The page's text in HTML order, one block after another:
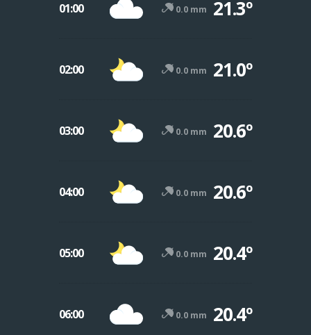
01:00 0.0 mm 21.3º
02:00 0.0 mm 21.0º
03:00 0.0 mm 20.6º
04:00 0.0 mm 20.6º
05:00 0.0 mm 20.4º
06:00 0.0 mm 20.4º